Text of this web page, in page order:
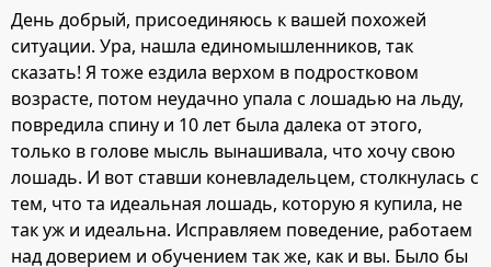
и кусалась. Сначала, я в шоке была. Потом взяла себя в
руки? И стали учиться всему с нуля. Ходили по 5 раз из
денниккк и обратно, пока не выйдет спокойно.
Выходили из денника задом. И т.д
День добрый, присоединяюсь к вашей похожей
ситуации. Ура, нашла единомышленников, так
сказать! Я тоже ездила верхом в подростковом
возрасте, потом неудачно упала с лошадью на льду,
повредила спину и 10 лет была далека от этого,
только в голове мысль вынашивала, что хочу свою
лошадь. И вот ставши коневладельцем, столкнулась с
тем, что та идеальная лошадь, которую я купила, не
так уж и идеальна. Исправляем поведение, работаем
над доверием и обучением так же, как и вы. Было бы